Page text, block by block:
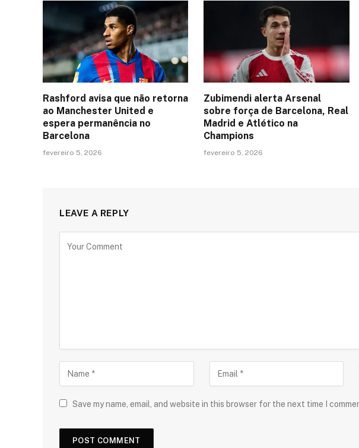
Rashford avisa que não retorna
ao Manchester United e
espera permanência no
Barcelona
fevereiro 5, 2026
Zubimendi alerta Arsenal
sobre força de Barcelona, Real
Madrid e Atlético na
Champions
fevereiro 5, 2026
LEAVE A REPLY
Save my name, email, and website in this browser for the next time I